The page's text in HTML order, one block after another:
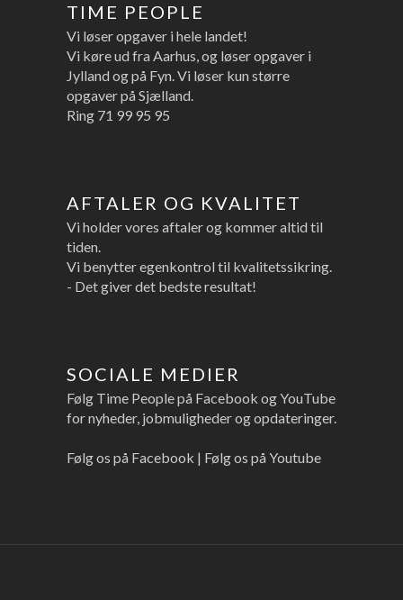
TIME PEOPLE
Vi løser opgaver i hele landet!
Vi køre ud fra Aarhus, og løser opgaver i
Jylland og på Fyn. Vi løser kun større
opgaver på Sjælland.
Ring 71 99 95 95
AFTALER OG KVALITET
Vi holder vores aftaler og kommer altid til
tiden.
Vi benytter egenkontrol til kvalitetssikring.
- Det giver det bedste resultat!
SOCIALE MEDIER
Følg Time People på Facebook og YouTube
for nyheder, jobmuligheder og opdateringer.
Følg os på Facebook | Følg os på Youtube